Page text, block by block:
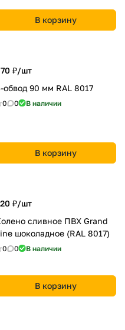
В корзину
₽/шт
обвод 90 мм RAL 8017
0 0 В наличии
В корзину
₽/шт
сливное ПВХ Grand
шоколадное (RAL 8017)
0 0 В наличии
В корзину